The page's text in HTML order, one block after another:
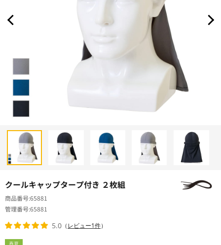
クールキャップタープ付き ２枚組
春夏
商品番号65881
管理番号65881
5.0 （レビュー1件）